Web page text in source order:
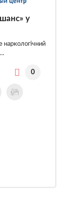
у
наркологічний
0